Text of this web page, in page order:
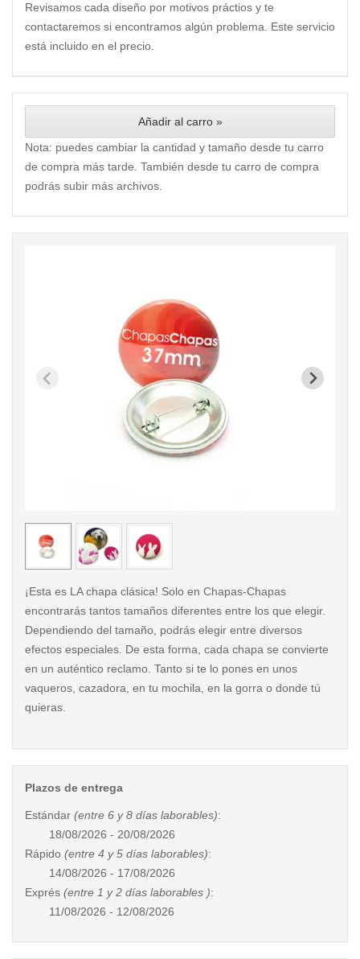
Revisamos cada diseño por motivos práctios y te
contactaremos si encontramos algún problema. Este servicio
está incluido en el precio.
Añadir al carro »
Nota: puedes cambiar la cantidad y tamaño desde tu carro
de compra más tarde. También desde tu carro de compra
podrás subir más archivos.
< /picture>
¡Esta es LA chapa clásica! Solo en Chapas-Chapas
encontrarás tantos tamaños diferentes entre los que elegir.
Dependiendo del tamaño, podrás elegir entre diversos
efectos especiales. De esta forma, cada chapa se convierte
en un auténtico reclamo. Tanto si te lo pones en unos
vaqueros, cazadora, en tu mochila, en la gorra o donde tú
quieras.
Plazos de entrega
Estándar (entre 6 y 8 días laborables):
18/08/2026 - 20/08/2026
Rápido (entre 4 y 5 días laborables):
14/08/2026 - 17/08/2026
Exprés (entre 1 y 2 días laborables ):
11/08/2026 - 12/08/2026